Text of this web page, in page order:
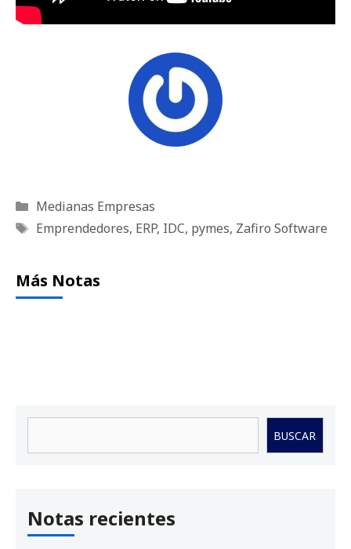
Categorías
Medianas Empresas
Etiquetas
Emprendedores, ERP, IDC, pymes, Zafiro Software
Más Notas
BUSCAR
Notas recientes